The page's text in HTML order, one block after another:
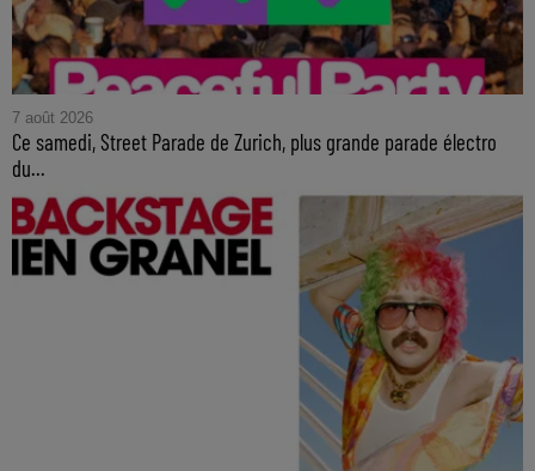
7 août 2026
Ce samedi, Street Parade de Zurich, plus grande parade électro
du...